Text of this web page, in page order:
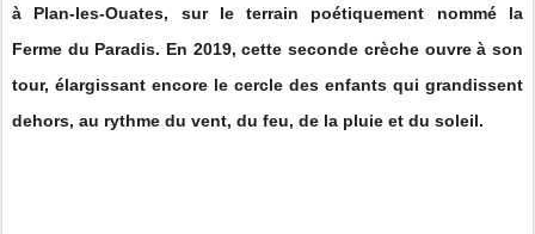
à Plan-les-Ouates, sur le terrain poétiquement nommé la
Ferme du Paradis. En 2019, cette seconde crèche ouvre à son
tour, élargissant encore le cercle des enfants qui grandissent
dehors, au rythme du vent, du feu, de la pluie et du soleil.